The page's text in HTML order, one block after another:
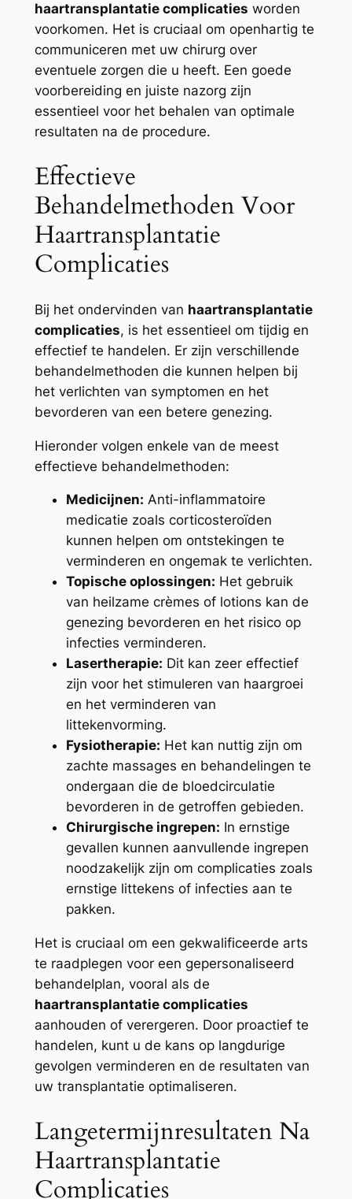
haartransplantatie complicaties worden
voorkomen. Het is cruciaal om openhartig te
communiceren met uw chirurg over
eventuele zorgen die u heeft. Een goede
voorbereiding en juiste nazorg zijn
essentieel voor het behalen van optimale
resultaten na de procedure.
Effectieve
Behandelmethoden Voor
Haartransplantatie
Complicaties
Bij het ondervinden van haartransplantatie
complicaties, is het essentieel om tijdig en
effectief te handelen. Er zijn verschillende
behandelmethoden die kunnen helpen bij
het verlichten van symptomen en het
bevorderen van een betere genezing.
Hieronder volgen enkele van de meest
effectieve behandelmethoden:
Medicijnen: Anti-inflammatoire
medicatie zoals corticosteroïden
kunnen helpen om ontstekingen te
verminderen en ongemak te verlichten.
Topische oplossingen: Het gebruik
van heilzame crèmes of lotions kan de
genezing bevorderen en het risico op
infecties verminderen.
Lasertherapie: Dit kan zeer effectief
zijn voor het stimuleren van haargroei
en het verminderen van
littekenvorming.
Fysiotherapie: Het kan nuttig zijn om
zachte massages en behandelingen te
ondergaan die de bloedcirculatie
bevorderen in de getroffen gebieden.
Chirurgische ingrepen: In ernstige
gevallen kunnen aanvullende ingrepen
noodzakelijk zijn om complicaties zoals
ernstige littekens of infecties aan te
pakken.
Het is cruciaal om een gekwalificeerde arts
te raadplegen voor een gepersonaliseerd
behandelplan, vooral als de
haartransplantatie complicaties
aanhouden of verergeren. Door proactief te
handelen, kunt u de kans op langdurige
gevolgen verminderen en de resultaten van
uw transplantatie optimaliseren.
Langetermijnresultaten Na
Haartransplantatie
Complicaties